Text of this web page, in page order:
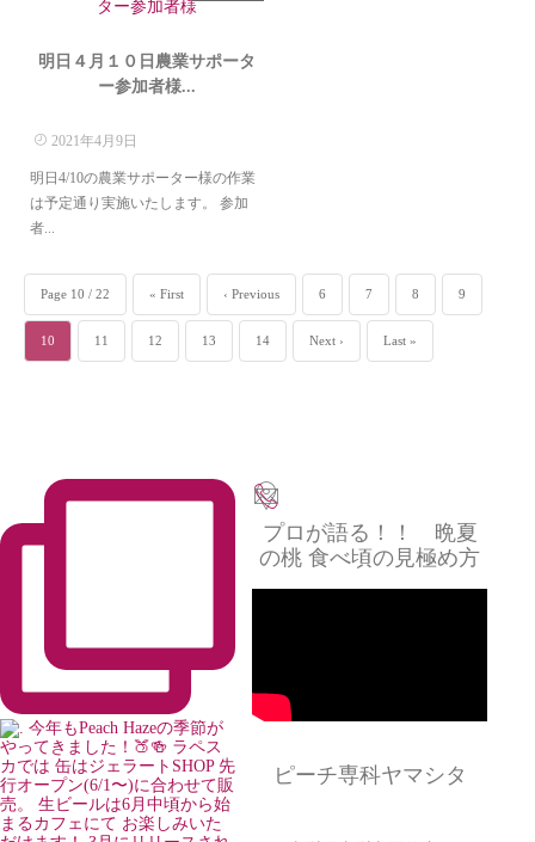
明日４月１０日農業サポータ
ー参加者様...
2021年4月9日
明日4/10の農業サポーター様の作業
は予定通り実施いたします。 参加
者...
Page 10 / 22 « First ‹ Previous 6 7 8 9
10 11 12 13 14 Next › Last »
プロが語る！！ 晩夏
の桃 食べ頃の見極め方
ピーチ専科ヤマシタ